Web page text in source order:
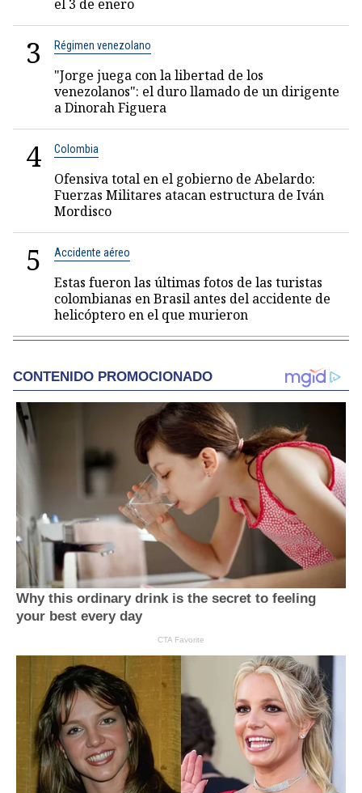
el 3 de enero
3 Régimen venezolano
"Jorge juega con la libertad de los
venezolanos": el duro llamado de un dirigente
a Dinorah Figuera
4 Colombia
Ofensiva total en el gobierno de Abelardo:
Fuerzas Militares atacan estructura de Iván
Mordisco
5 Accidente aéreo
Estas fueron las últimas fotos de las turistas
colombianas en Brasil antes del accidente de
helicóptero en el que murieron